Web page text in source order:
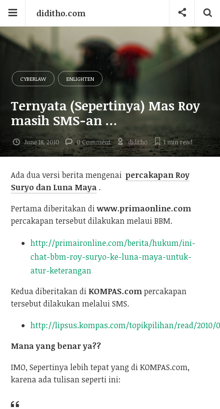
diditho.com
CYBERLAW ENLIGHTEN
Ternyata (Sepertinya) Mas Roy
masih SMS-an …
June 18, 2010 0 Comment diditho 1 minread
Ada dua versi berita mengenai percakapan Roy
Suryo dan Luna Maya .
Pertama diberitakan diwww.primaonline.com
percakapan tersebut dilakukan melaui BBM.
http://primaironline.com/berita/hukum/ini-
chat-bbm-roy-suryo-ke-luna-maya-untuk-
atur-keterangan
Kedua diberitakan di KOMPAS.compercakapan
tersebut dilakukan melalui SMS.
http://lipsus.kompas.com/topikpilihan/read/2010/
Mana yang benar ya??
IMO, Sepertinya lebih tepat yang di KOMPAS.com,
karena ada tulisan seperti ini: